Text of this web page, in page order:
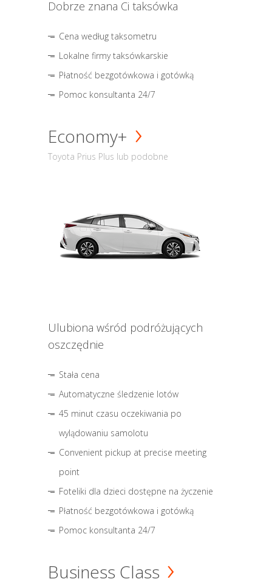
Dobrze znana Ci taksówka
Cena według taksometru
Lokalne firmy taksówkarskie
Płatność bezgotówkowa i gotówką
Pomoc konsultanta 24/7
Economy+
Toyota Prius Plus lub podobne
Ulubiona wśród podróżujących
oszczędnie
Stała cena
Automatyczne śledzenie lotów
45 minut czasu oczekiwania po
wylądowaniu samolotu
Convenient pickup at precise meeting
point
Foteliki dla dzieci dostępne na życzenie
Płatność bezgotówkowa i gotówką
Pomoc konsultanta 24/7
Business Class